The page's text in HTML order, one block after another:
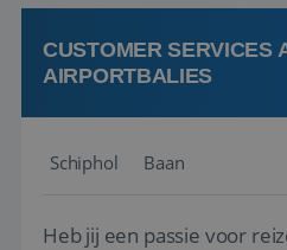
op zoek naar een
CUSTOMER SERVICES
AIRPORTBALIES
Schiphol Baan
Heb jij een passie voor